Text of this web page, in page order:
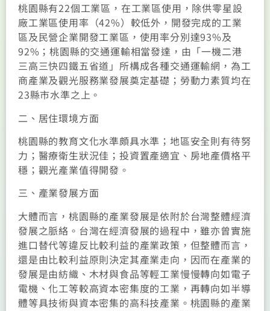
桃園縣有22個工業區，在工業區使用，除供零星設
廠工業區使用率（42%）較低外，開發完成的工業
區及民營企業開發工業區，使用率分別達93%及
92%；桃園縣的交通運輸相當發達，由「一機二港
三高三快四鐵五省道」所構成各種交通運輸網，為工
商產業及觀光服務業發展奠定基礎；勞動力素質均在
23縣市水準之上。
二、居住環境方面
桃園縣的教育文化水準頗具水準；地區安全則有待努
力；醫療衛生狀況佳；投資置產適宜、房地產價格平
穩；觀光產業值得開發。
三、產業發展方面
大體而言，桃園縣的產業發展是依附於台灣整體經濟
發展之脈絡。台灣在經濟發展的過程中，雖亦曾實施
進口替代等違反比較利益的產業政策，但整體而言，
還是由比較利益原則決定其產業走向，因而在產業的
發展是由紡織、木材與食品等輕工業慢慢轉向如電子
電機、化工等較高資本密集度的工業，再轉向如半導
體等具技術與資本密集的高科技產業。桃園縣的產業